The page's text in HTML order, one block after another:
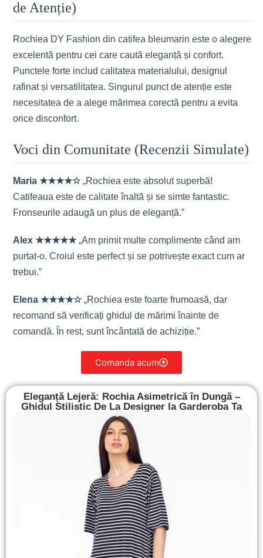
de Atenție)
Rochiea DY Fashion din catifea bleumarin este o alegere
excelentă pentru cei care caută eleganță și confort.
Punctele forte includ calitatea materialului, designul
rafinat și versatilitatea. Singurul punct de atenție este
necesitatea de a alege mărimea corectă pentru a evita
orice disconfort.
Voci din Comunitate (Recenzii Simulate)
Maria ★★★★☆„Rochiea este absolut superbă!
Catifeaua este de calitate înaltă și se simte fantastic.
Fronseurile adaugă un plus de eleganță.”
Alex ★★★★★„Am primit multe complimente când am
purtat-o. Croiul este perfect și se potrivește exact cum ar
trebui.”
Elena ★★★★☆„Rochiea este foarte frumoasă, dar
recomand să verificați ghidul de mărimi înainte de
comandă. În rest, sunt încântată de achiziție.”
Comanda acum
Eleganță Lejeră: Rochia Asimetrică în Dungă –
Ghidul Stilistic De La Designer la Garderoba Ta